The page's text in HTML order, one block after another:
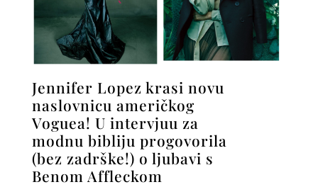
Jennifer Lopez krasi novu
naslovnicu američkog
Voguea! U intervjuu za
modnu bibliju progovorila
(bez zadrške!) o ljubavi s
Benom Affleckom